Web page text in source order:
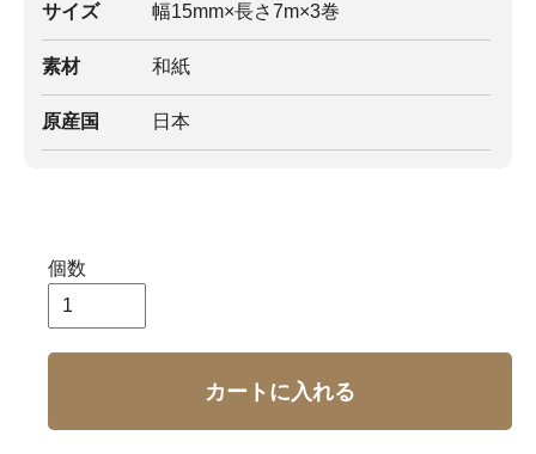
サイズ 幅15mm×長さ7m×3巻
素材 和紙
原産国 日本
個数
カートに入れる